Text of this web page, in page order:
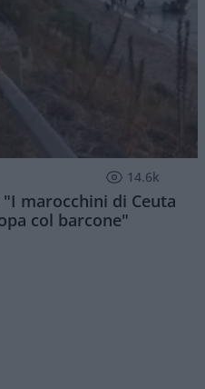
14.6k
marocchini di Ceuta
col barcone"